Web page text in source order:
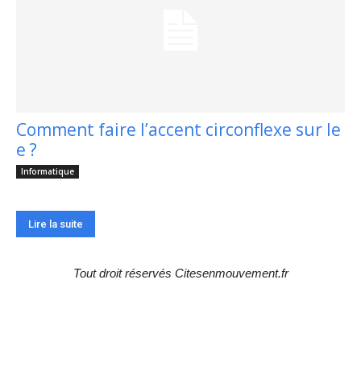
Comment faire l’accent circonflexe sur le
e ?
Informatique
Lire la suite
Tout droit réservés Citesenmouvement.fr